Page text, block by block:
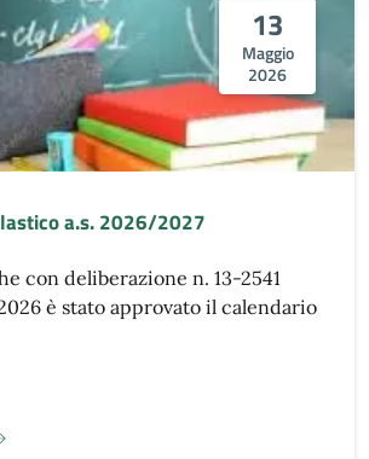
13
Maggio
2026
a.s. 2026/2027
con deliberazione n. 13-2541
è stato approvato il calendario